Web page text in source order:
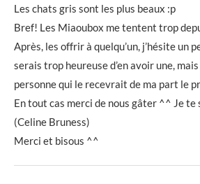
Les chats gris sont les plus beaux :p
Bref! Les Miaoubox me tentent trop
Après, les offrir à quelqu’un, j’hésite un
serais trop heureuse d’en avoir une,
personne qui le recevrait de ma part le
En tout cas merci de nous gâter ^^ Je te
(Celine Bruness)
Merci et bisous ^^